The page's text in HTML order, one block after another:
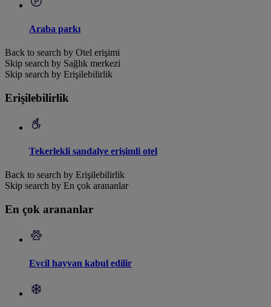
Araba parkı
Back to search by Otel erişimi
Skip search by Sağlık merkezi
Skip search by Erişilebilirlik
Erişilebilirlik
Tekerlekli sandalye erişimli otel
Back to search by Erişilebilirlik
Skip search by En çok arananlar
En çok arananlar
Evcil hayvan kabul edilir